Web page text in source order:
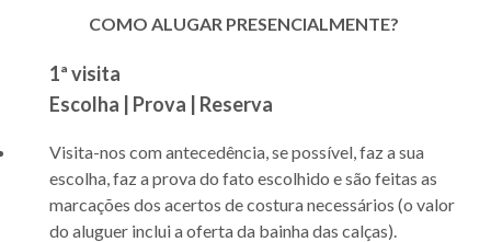
COMO ALUGAR PRESENCIALMENTE?
1ª visita
Escolha | Prova | Reserva
Visita-nos com antecedência, se possível, faz a sua
escolha, faz a prova do fato escolhido e são feitas as
marcações dos acertos de costura necessários (o valor
do aluguer inclui a oferta da bainha das calças).